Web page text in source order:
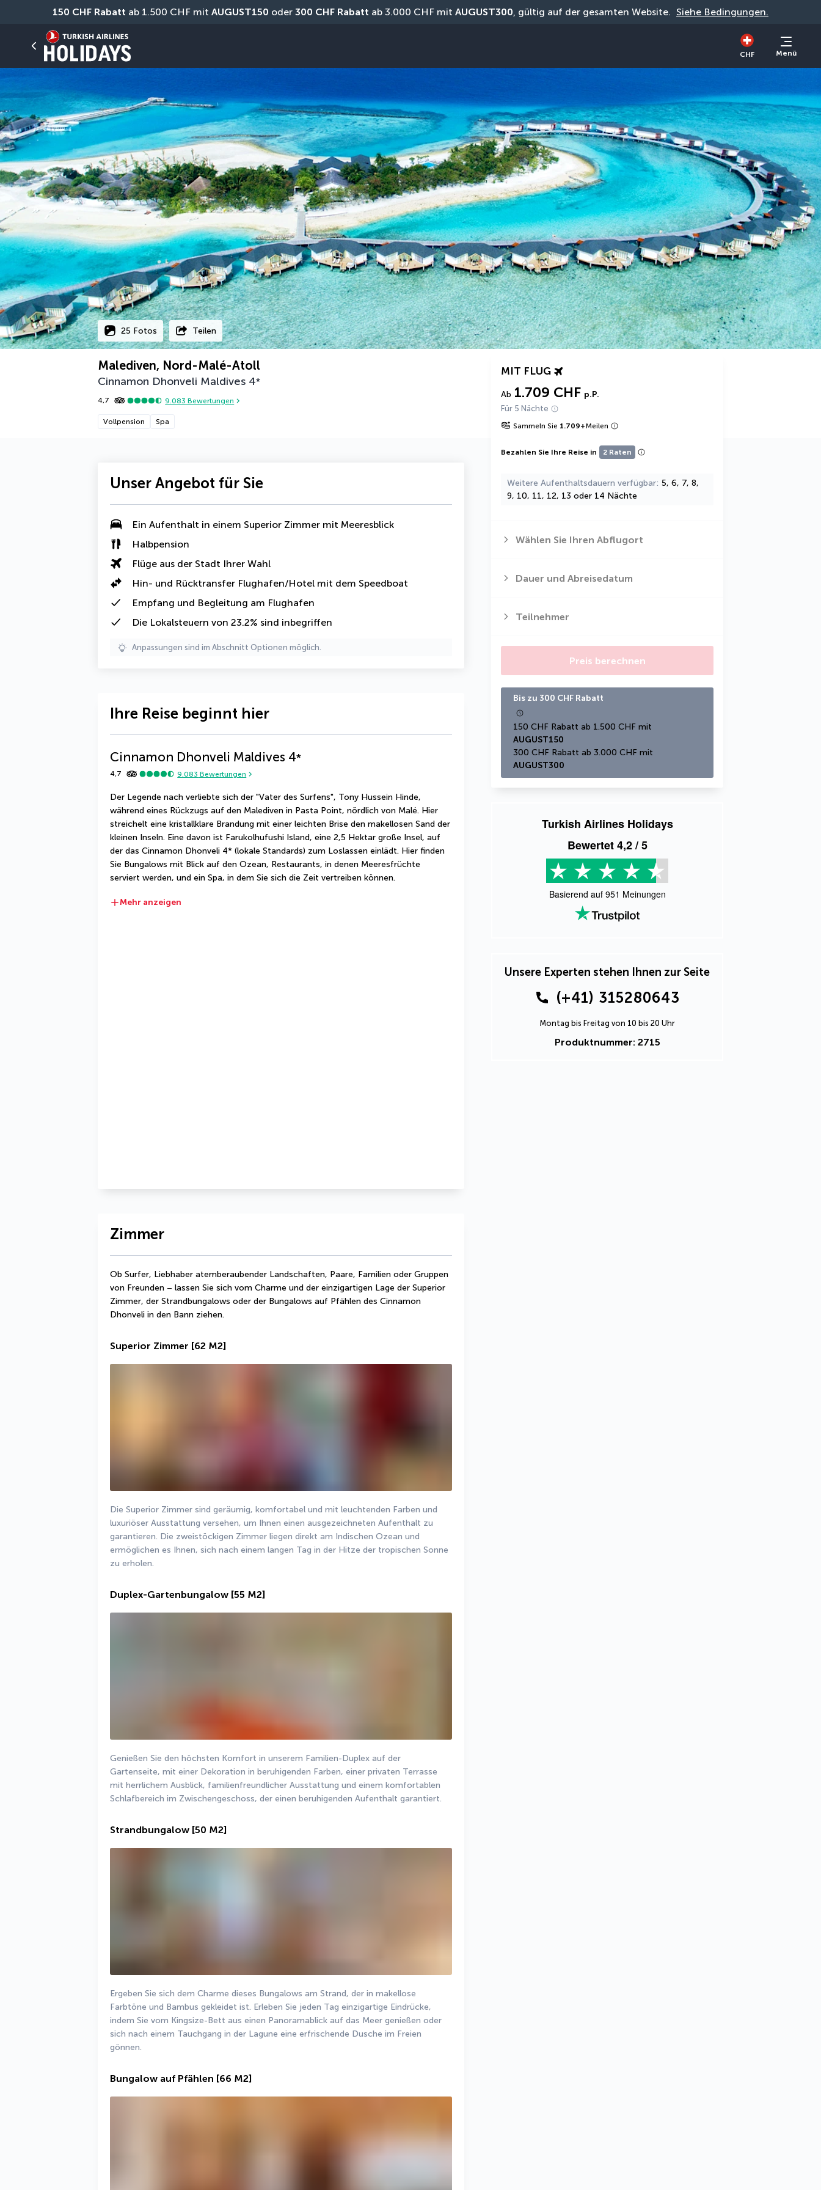
150 CHF Rabatt ab 1.500 CHF mit AUGUST150 oder 300 CHF Rabatt ab 3.000 CHF mit AUGUST300, gültig auf der gesamten Website. Siehe Bedingungen.
CHF Menü
25 Fotos Teilen
Malediven, Nord-Malé-Atoll
Cinnamon Dhonveli Maldives 4*
4,7 9.083 Bewertungen
Vollpension Spa
MIT FLUG
Ab 1.709 CHF p.P.
Für 5 Nächte
Sammeln Sie 1.709+Meilen
Bezahlen Sie Ihre Reise in 2 Raten
Weitere Aufenthaltsdauern verfügbar 5, 6, 7, 8,
9, 10, 11, 12, 13 oder 14 Nächte
Wählen Sie Ihren Abflugort
Dauer und Abreisedatum
Teilnehmer
Preis berechnen
Bis zu 300 CHF Rabatt
AUGUST150
AUGUST300
Turkish Airlines Holidays
Bewertet4,2/ 5
Basierend auf 951 Meinungen
Unsere Experten stehen Ihnen zur Seite
(+41) 315280643
Montag bis Freitag von 10 bis 20 Uhr
Produktnummer: 2715
Unser Angebot für Sie
Ein Aufenthalt in einem Superior Zimmer mit Meeresblick
Halbpension
Flüge aus der Stadt Ihrer Wahl
Hin- und Rücktransfer Flughafen/Hotel mit dem Speedboat
Empfang und Begleitung am Flughafen
Die Lokalsteuern von 23.2% sind inbegriffen
Anpassungen sind im Abschnitt Optionen möglich.
Ihre Reise beginnt hier
Cinnamon Dhonveli Maldives 4*
4,7 9.083 Bewertungen
Der Legende nach verliebte sich der "Vater des Surfens", Tony Hussein Hinde,
während eines Rückzugs auf den Malediven in Pasta Point, nördlich von Malé. Hier
streichelt eine kristallklare Brandung mit einer leichten Brise den makellosen Sand der
kleinen Inseln. Eine davon ist Farukolhufushi Island, eine 2,5 Hektar große Insel, auf
der das Cinnamon Dhonveli 4* (lokale Standards) zum Loslassen einlädt. Hier finden
Sie Bungalows mit Blick auf den Ozean, Restaurants, in denen Meeresfrüchte
serviert werden, und ein Spa, in dem Sie sich die Zeit vertreiben können.
Mehr anzeigen
Zimmer
Ob Surfer, Liebhaber atemberaubender Landschaften, Paare, Familien oder Gruppen
von Freunden – lassen Sie sich vom Charme und der einzigartigen Lage der Superior
Zimmer, der Strandbungalows oder der Bungalows auf Pfählen des Cinnamon
Dhonveli in den Bann ziehen.
Superior Zimmer [62 M2]
Die Superior Zimmer sind geräumig, komfortabel und mit leuchtenden Farben und
luxuriöser Ausstattung versehen, um Ihnen einen ausgezeichneten Aufenthalt zu
garantieren. Die zweistöckigen Zimmer liegen direkt am Indischen Ozean und
ermöglichen es Ihnen, sich nach einem langen Tag in der Hitze der tropischen Sonne
zu erholen.
Duplex-Gartenbungalow [55 M2]
Genießen Sie den höchsten Komfort in unserem Familien-Duplex auf der
Gartenseite, mit einer Dekoration in beruhigenden Farben, einer privaten Terrasse
mit herrlichem Ausblick, familienfreundlicher Ausstattung und einem komfortablen
Schlafbereich im Zwischengeschoss, der einen beruhigenden Aufenthalt garantiert.
Strandbungalow [50 M2]
Ergeben Sie sich dem Charme dieses Bungalows am Strand, der in makellose
Farbtöne und Bambus gekleidet ist. Erleben Sie jeden Tag einzigartige Eindrücke,
indem Sie vom Kingsize-Bett aus einen Panoramablick auf das Meer genießen oder
sich nach einem Tauchgang in der Lagune eine erfrischende Dusche im Freien
gönnen.
Bungalow auf Pfählen [66 M2]